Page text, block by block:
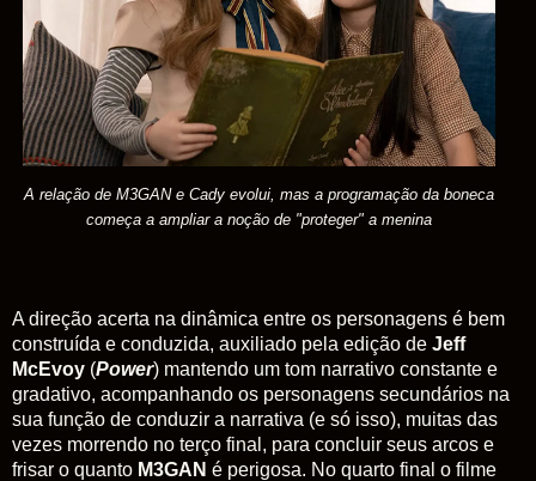
A relação de M3GAN e Cady evolui, mas a programação da boneca
começa a ampliar a noção de "proteger" a menina
A direção acerta na dinâmica entre os personagens é bem
construída e conduzida, auxiliado pela edição de Jeff
McEvoy (Power) mantendo um tom narrativo constante e
gradativo, acompanhando os personagens secundários na
sua função de conduzir a narrativa (e só isso), muitas das
vezes morrendo no terço final, para concluir seus arcos e
frisar o quanto M3GAN é perigosa. No quarto final o filme